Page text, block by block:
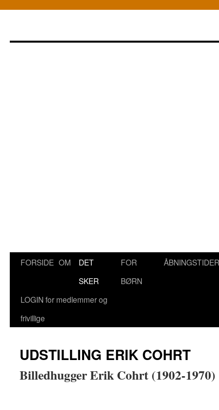
Hop
indhold
FORSIDE OM
DET
SKER
FOR
BØRN
ÅBNINGSTIDER
LOGIN for medlemmer og
frivillige
UDSTILLING ERIK COHRT
Billedhugger Erik Cohrt(1902-1970)